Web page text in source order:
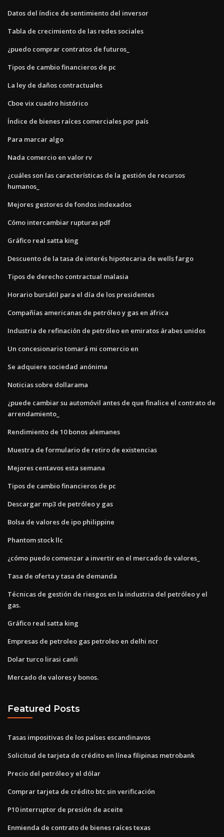
Datos del índice de sentimiento del inversor
Tabla de crecimiento de las redes sociales
¿puedo comprar contratos de futuros_
Tipos de cambio financieros de pc
La ley de daños contractuales
Cboe vix cuadro histórico
Índice de bienes raíces comerciales por país
Para marcar algo
Nada comercio en valor rv
¿cuáles son las características de la gestión de recursos
humanos_
Mejores gestores de fondos indexados
Cómo intercambiar rupturas pdf
Gráfico real satta king
Descuento de la tasa de interés hipotecaria de wells fargo
Tipos de derecho contractual malasia
Horario bursátil para el día de los presidentes
Compañías americanas de petróleo y gas en áfrica
Industria de refinación de petróleo en emiratos árabes unidos
Un concesionario tomará mi comercio en
Se adquiere sociedad anónima
Noticias sobre dollarama
¿puede cambiar su automóvil antes de que finalice el contrato de
arrendamiento_
Rendimiento de 10 bonos alemanes
Muestra de formulario de retiro de existencias
Mejores centavos esta semana
Tipos de cambio financieros de pc
Descargar mp3 de petróleo y gas
Bolsa de valores de ipo philippine
Phantom stock llc
¿cómo puedo comenzar a invertir en el mercado de valores_
Tasa de oferta y tasa de demanda
Técnicas de gestión de riesgos en la industria del petróleo y el
gas.
Gráfico real satta king
Empresas de petroleo gas petroleo en delhi ncr
Dolar turco lirasi canli
Mercado de valores y bonos.
Featured Posts
Tasas impositivas de los países escandinavos
Solicitud de tarjeta de crédito en línea filipinas metrobank
Precio del petróleo y el dólar
Comprar tarjeta de crédito btc sin verificación
P10 interruptor de presión de aceite
Enmienda de contrato de bienes raíces texas